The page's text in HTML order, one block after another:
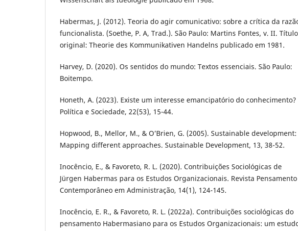
Habermas, J. (2012). Teoria do agir comunicativo: sobre a crítica da
funcionalista. (Soethe, P. A, Trad.). São Paulo: Martins Fontes, v. II. Título
original: Theorie des Kommunikativen Handelns publicado em 1981.
Harvey, D. (2020). Os sentidos do mundo: Textos essenciais. São Paulo:
Boitempo.
Honeth, A. (2023). Existe um interesse emancipatório do conhecimento?
Política e Sociedade, 22(53), 15-44.
Hopwood, B., Mellor, M., & O’Brien, G. (2005). Sustainable development:
Mapping different approaches. Sustainable Development, 13, 38-52.
Inocêncio, E., & Favoreto, R. L. (2020). Contribuições Sociológicas de
Jürgen Habermas para os Estudos Organizacionais. Revista Pensamento
Contemporâneo em Administração, 14(1), 124-145.
Inocêncio, E. R., & Favoreto, R. L. (2022a). Contribuições sociológicas do
pensamento Habermasiano para os Estudos Organizacionais: um